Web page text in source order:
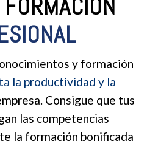
y formación
la productividad y la
Consigue que tus
las competencias
la formación bonificada